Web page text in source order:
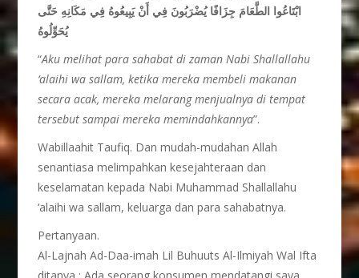
ابْتَاعُوا الطَّعَامَ جِزَافًا يُضْرَبُونَ فِي أَنْ يَبِيعُوهُ فِي مَكَانِهِ حَتَّى
يُحَوِّلُوهُ
“Aku melihat para sahabat di zaman Nabi Shallallahu
‘alaihi wa sallam, ketika mereka membeli makanan
secara acak, mereka melarang menjualnya di tempat
tersebut sampai mereka memindahkannya”.
Wabillaahit Taufiq. Dan mudah-mudahan Allah
senantiasa melimpahkan kesejahteraan dan
keselamatan kepada Nabi Muhammad Shallallahu
‘alaihi wa sallam, keluarga dan para sahabatnya.
Pertanyaan.
Al-Lajnah Ad-Daa-imah Lil Buhuuts Al-Ilmiyah Wal Ifta